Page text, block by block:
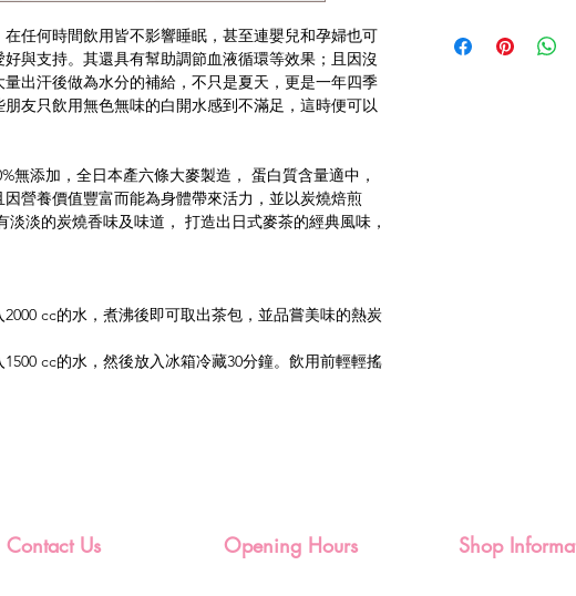
任何時間飲用皆不影響睡眠，甚至連嬰兒和孕婦也可
與支持。其還具有幫助調節血液循環等效果；且因沒
出汗後做為水分的補給，不只是夏天，更是一年四季
友只飲用無色無味的白開水感到不滿足，這時便可以
無添加，全日本產六條大麥製造， 蛋白質含量適中，
營養價值豐富而能為身體帶來活力，並以炭燒焙煎
淡淡的炭燒香味及味道， 打造出日式麥茶的經典風味，
cc的水，煮沸後即可取出茶包，並品嘗美味的熱炭
cc的水，然後放入冰箱冷藏30分鐘。飲用前輕輕搖
Contact Us Opening Hours Shop